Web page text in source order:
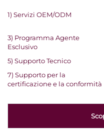
1) Servizi OEM/ODM
3) Programma Agente
Esclusivo
5) Supporto Tecnico
7) Supporto per la
certificazione e la conformità